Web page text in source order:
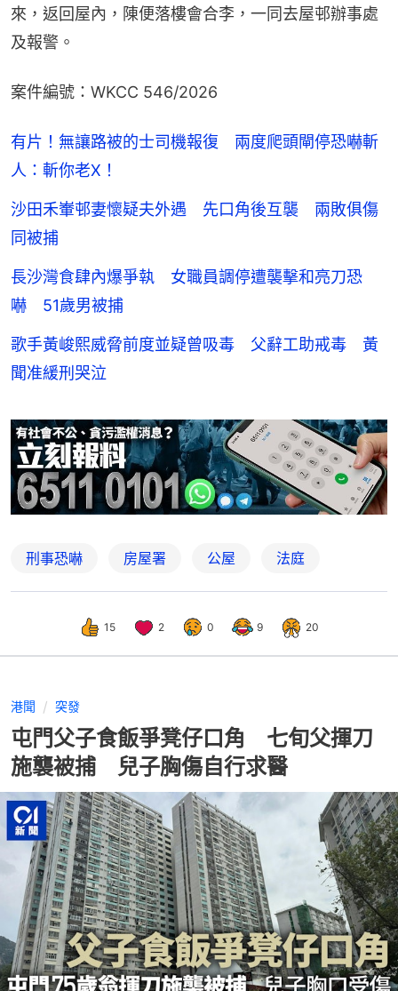
來，返回屋內，陳便落樓會合李，一同去屋邨辦事處
及報警。
案件編號：WKCC 546/2026
有片！無讓路被的士司機報復 兩度爬頭閘停恐嚇斬
人：斬你老X！
沙田禾輋邨妻懷疑夫外遇 先口角後互襲 兩敗俱傷
同被捕
長沙灣食肆內爆爭執 女職員調停遭襲擊和亮刀恐
嚇 51歲男被捕
歌手黃峻熙威脅前度並疑曾吸毒 父辭工助戒毒 黃
聞准緩刑哭泣
刑事恐嚇 房屋署 公屋 法庭
15 2 0 9 20
港聞 突發
屯門父子食飯爭凳仔口角 七旬父揮刀
施襲被捕 兒子胸傷自行求醫